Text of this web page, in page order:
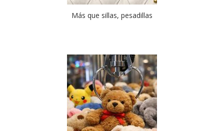
Más que sillas, pesadillas